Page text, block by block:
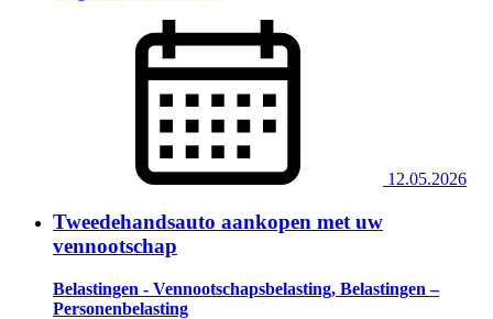
12.05.2026
Tweedehandsauto aankopen met uw
vennootschap
Belastingen - Vennootschapsbelasting, Belastingen –
Personenbelasting